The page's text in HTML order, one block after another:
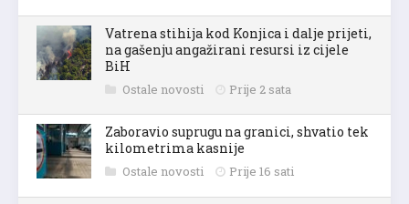
Vatrena stihija kod Konjica i dalje prijeti,
na gašenju angažirani resursi iz cijele
BiH
Ostale novosti Prije 2 sata
Zaboravio suprugu na granici, shvatio tek
kilometrima kasnije
Ostale novosti Prije 16 sati